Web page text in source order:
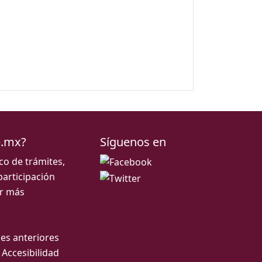
de trámites,
más
anteriores
Síguenos en